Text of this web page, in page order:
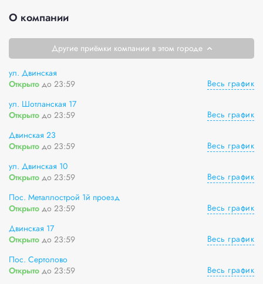
О компании
Другие приёмки компании в этом городе
ул. Двинская
Открыто до 23:59
Весь график
ул. Шотланская 17
Открыто до 23:59
Весь график
Двинская 23
Открыто до 23:59
Весь график
ул. Двинская 10
Открыто до 23:59
Весь график
Пос. Металлострой 1й проезд
Открыто до 23:59
Весь график
Двинская 17
Открыто до 23:59
Весь график
Пос. Сертолово
Открыто до 23:59
Весь график